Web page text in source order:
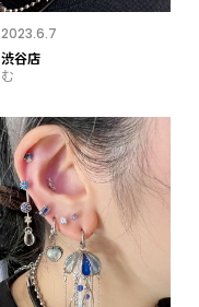
2023.6.7
渋谷店
む